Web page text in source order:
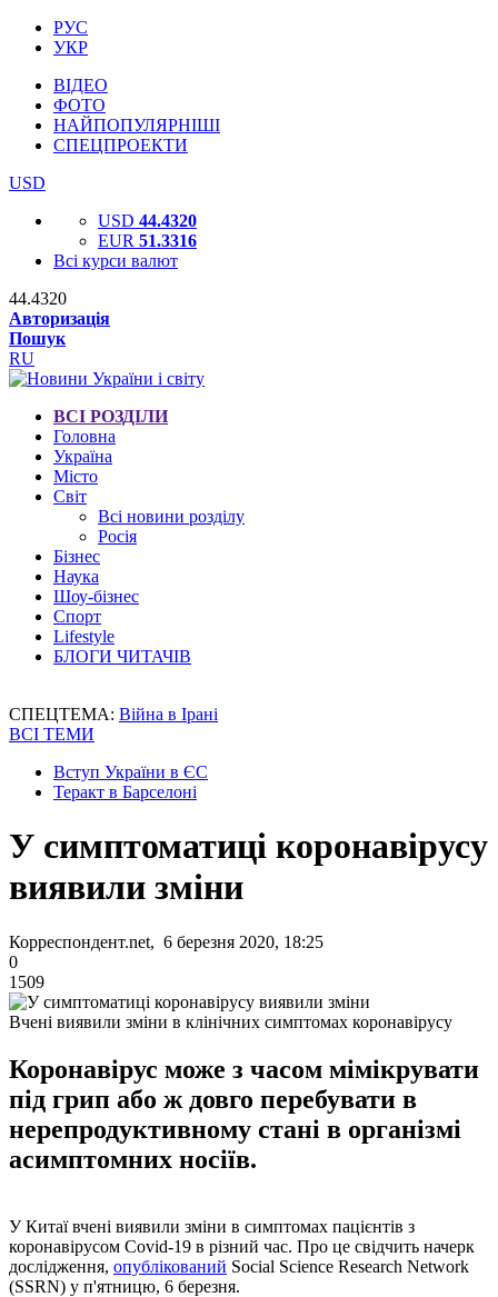
РУС
УКР
ВІДЕО
ФОТО
НАЙПОПУЛЯРНІШІ
СПЕЦПРОЕКТИ
USD
USD 44.4320
EUR 51.3316
Всі курси валют
44.4320
Авторизація
Пошук
RU
ВСІ РОЗДІЛИ
Головна
Україна
Місто
Світ
Всі новини розділу
Росія
Бізнес
Наука
Шоу-бізнес
Спорт
Lifestyle
БЛОГИ ЧИТАЧІВ
СПЕЦТЕМА: Війна в Ірані
ВСІ ТЕМИ
Вступ України в ЄС
Теракт в Барселоні
У симптоматиці коронавірусу
виявили зміни
Корреспондент.net, 6 березня 2020, 18:25
0
1509
Вчені виявили зміни в клінічних симптомах коронавірусу
Коронавірус може з часом мімікрувати
під грип або ж довго перебувати в
нерепродуктивному стані в організмі
асимптомних носіїв.
У Китаї вчені виявили зміни в симптомах пацієнтів з
коронавірусом Covid-19 в різний час. Про це свідчить начерк
дослідження, опублікований Social Science Research Network
(SSRN) у п'ятницю, 6 березня.